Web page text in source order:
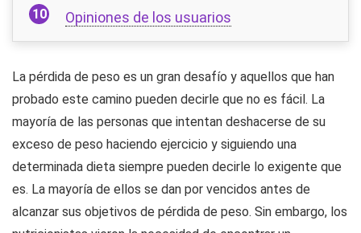
Opiniones de los usuarios
La pérdida de peso es un gran desafío y aquellos que han
probado este camino pueden decirle que no es fácil. La
mayoría de las personas que intentan deshacerse de su
exceso de peso haciendo ejercicio y siguiendo una
determinada dieta siempre pueden decirle lo exigente que
es. La mayoría de ellos se dan por vencidos antes de
alcanzar sus objetivos de pérdida de peso. Sin embargo, los